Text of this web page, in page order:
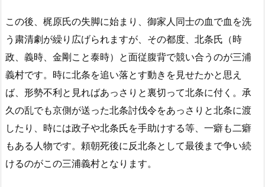
この後、梶原氏の失脚に始まり、御家人同士の血で血を洗
う粛清劇が繰り広げられますが、その都度、北条氏（時
政、義時、金剛こと泰時）と面従腹背で競い合うのが三浦
義村です。時に北条を追い落とす動きを見せたかと思え
ば、形勢不利と見ればあっさりと裏切って北条に付く。承
久の乱でも京側が送った北条討伐令をあっさりと北条に渡
したり、時には政子や北条氏を手助けする等、一癖も二癖
もある人物です。頼朝死後に反北条として最後まで争い続
けるのがこの三浦義村となります。